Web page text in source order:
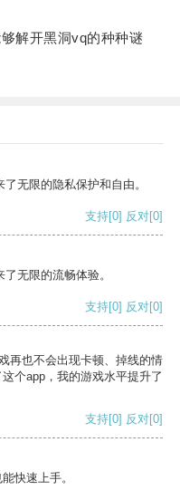
解开黑洞vq的种种谜
无限的隐私保护和自由。
支持[0] 反对[0]
无限的流畅体验。
支持[0] 反对[0]
再也不会出现卡顿、掉线的情
个app，我的游戏水平提升了
支持[0] 反对[0]
快速上手。